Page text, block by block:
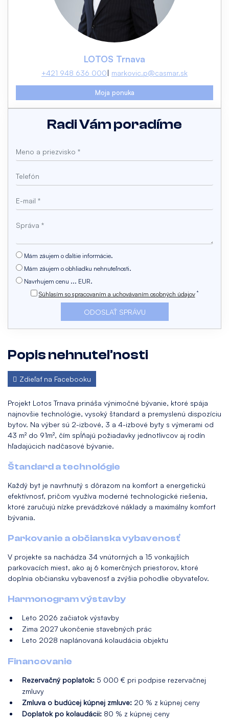
Popis nehnuteľnosti
Zdieľať na Facebooku
Projekt Lotos Trnava prináša výnimočné bývanie, ktoré spája
najnovšie technológie, vysoký štandard a premyslenú dispozíciu
bytov. Na výber sú 2-izbové, 3 a 4-izbové byty s výmerami od
43 m² do 91m², čím spĺňajú požiadavky jednotlivcov aj rodín
hľadajúcich nadčasové bývanie.
Štandard a technológie
Každý byt je navrhnutý s dôrazom na komfort a energetickú
efektívnosť, pričom využíva moderné technologické riešenia,
ktoré zaručujú nízke prevádzkové náklady a maximálny komfort
bývania.
Parkovanie a občianska vybavenosť
V projekte sa nachádza 34 vnútorných a 15 vonkajších
parkovacích miest, ako aj 6 komerčných priestorov, ktoré
doplnia občiansku vybavenosť a zvýšia pohodlie obyvateľov.
Harmonogram výstavby
Leto 2026 začiatok výstavby
Zima 2027 ukončenie stavebných prác
Leto 2028 naplánovaná kolaudácia objektu
Financovanie
Rezervačný poplatok: 5 000 € pri podpise rezervačnej
zmluvy
Zmluva o budúcej kúpnej zmluve: 20 % z kúpnej ceny
Doplatok po kolaudácii: 80 % z kúpnej ceny
LOTOS Trnava
+421 948 636 000 markovic.p@casmar.sk
Moja ponuka
Radi Vám poradíme
Mám záujem o ďalšie informácie.
Mám záujem o obhliadku nehnuteľnosti.
Navrhujem cenu ... EUR.
Súhlasím so spracovaním a uchovávaním osobných údajov *